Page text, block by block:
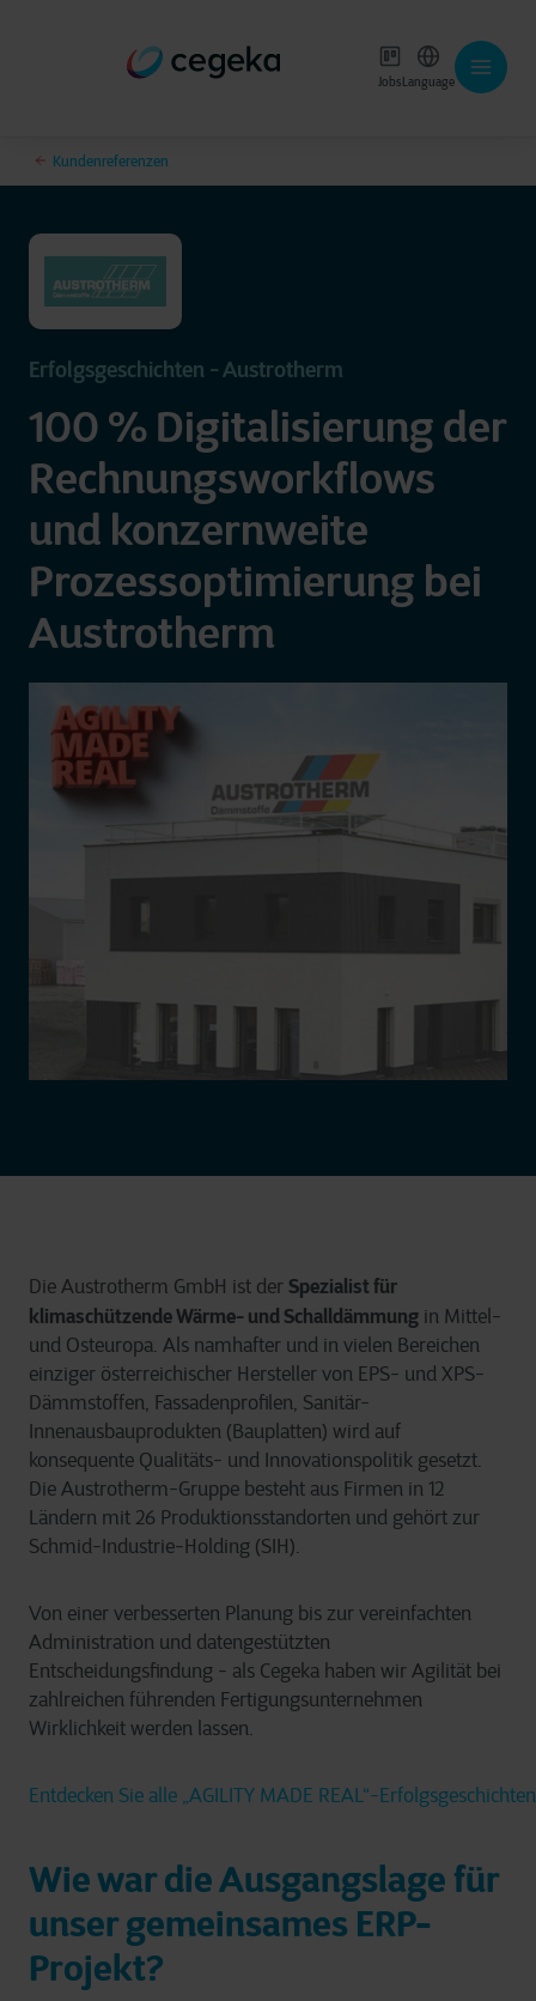
JobsLanguage
Kundenreferenzen
Erfolgsgeschichten - Austrotherm
100 % Digitalisierung der
Rechnungsworkflows
und konzernweite
Prozessoptimierung bei
Austrotherm
Die Austrotherm GmbH ist der Spezialist für
klimaschützende Wärme- und Schalldämmung in Mittel-
und Osteuropa. Als namhafter und in vielen Bereichen
einziger österreichischer Hersteller von EPS- und XPS-
Dämmstoffen, Fassadenprofilen, Sanitär-
Innenausbauprodukten (Bauplatten) wird auf
konsequente Qualitäts- und Innovationspolitik gesetzt.
Die Austrotherm-Gruppe besteht aus Firmen in 12
Ländern mit 26 Produktionsstandorten und gehört zur
Schmid-Industrie-Holding (S IH).
Von einer verbesserten Planung bis zur vereinfachten
Administration und datengestützten
Entscheidungsfindung - als Cegeka haben wir Agilität bei
zahlreichen führenden Fertigungsunternehmen
Wirklichkeit werden lassen.
Entdecken Sie alle „AGILITY MADE REAL“-Erfolgsgeschichten
Wie war die Ausgangslage für
unser gemeinsames ERP-
Projekt?